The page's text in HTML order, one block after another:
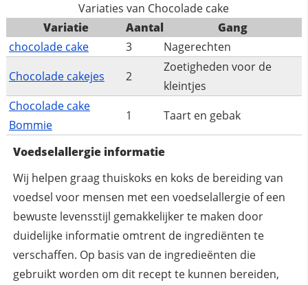
Variaties van Chocolade cake
Variatie
Aantal
Gang
chocolade cake
3
Nagerechten
Chocolade cakejes
2
Zoetigheden voor de
kleintjes
Chocolade cake
Bommie
1 Taart en gebak
Voedselallergie informatie
Wij helpen graag thuiskoks en koks de bereiding van
voedsel voor mensen met een voedselallergie of een
bewuste levensstijl gemakkelijker te maken door
duidelijke informatie omtrent de ingrediënten te
verschaffen. Op basis van de ingredieënten die
gebruikt worden om dit recept te kunnen bereiden,